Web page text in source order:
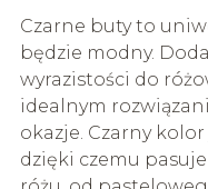
Czarne buty to
będzie modny.
wyrazistości do
idealnym
okazje. Czarny
dzięki czemu